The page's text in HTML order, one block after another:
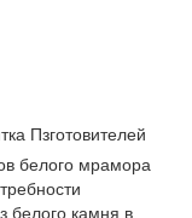
Пзготовителей
белого мрамора
белого камня в